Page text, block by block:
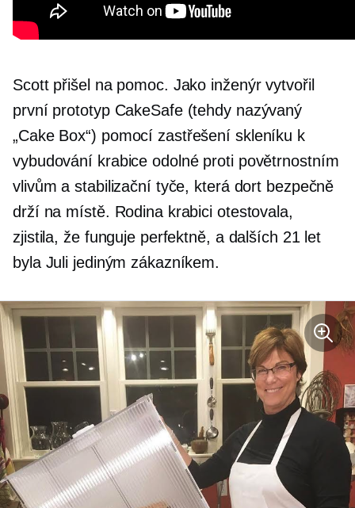
Scott přišel na pomoc. Jako inženýr vytvořil
první prototyp CakeSafe (tehdy nazývaný
„Cake Box“) pomocí zastřešení skleníku k
vybudování krabice odolné proti povětrnostním
vlivům a stabilizační tyče, která dort bezpečně
drží na místě. Rodina krabici otestovala,
zjistila, že funguje perfektně, a dalších 21 let
byla Juli jediným zákazníkem.